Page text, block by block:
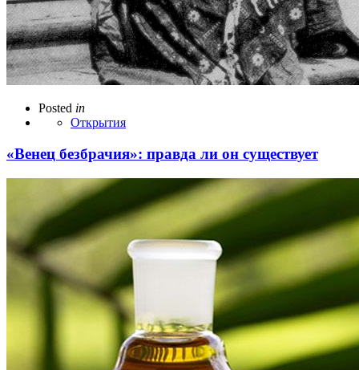
Posted in
Открытия
«Венец безбрачия»: правда ли он существует